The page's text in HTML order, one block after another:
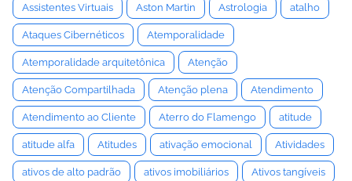
Assistentes Virtuais Aston Martin Astrologia atalho
Ataques Cibernéticos Atemporalidade
Atemporalidade arquitetônica Atenção
Atenção Compartilhada Atenção plena Atendimento
Atendimento ao Cliente Aterro do Flamengo atitude
atitude alfa Atitudes ativação emocional Atividades
ativos de alto padrão ativos imobiliários Ativos tangíveis